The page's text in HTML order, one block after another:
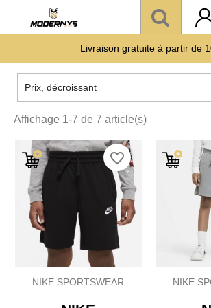
Livraison gratuite à partir de
Offre un 🎁 Moderny’s : Coup de
Prix, décroissant
Affichage 1-7 de 7 article(s)
NIKE SPORTSWEAR
favorite_border
NIKE